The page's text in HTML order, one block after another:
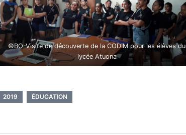
©BO-Visite de découverte de la CODIM pour les élèves du
lycée Atuona
2019 ÉDUCATION